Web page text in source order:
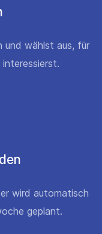
und wählst aus, für
wird automatisch
geplant.